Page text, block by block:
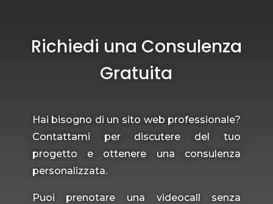
Richiedi una Consulenza
Gratuita
Hai bisogno di un sito web professionale?
Contattami per discutere del tuo
progetto e ottenere una consulenza
personalizzata.
Puoi prenotare una videocall senza